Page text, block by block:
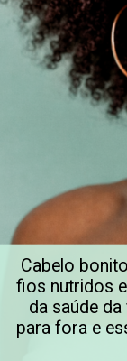
Cabelo
fios nutridos
da saúde
para fora e